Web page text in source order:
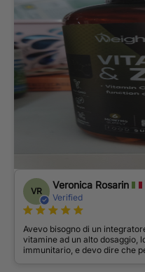
VR
Veronica Rosarin
Verified
Avevo bisogno di un
vitamine ad un alto dosaggio,
immunitario, e devo dire che